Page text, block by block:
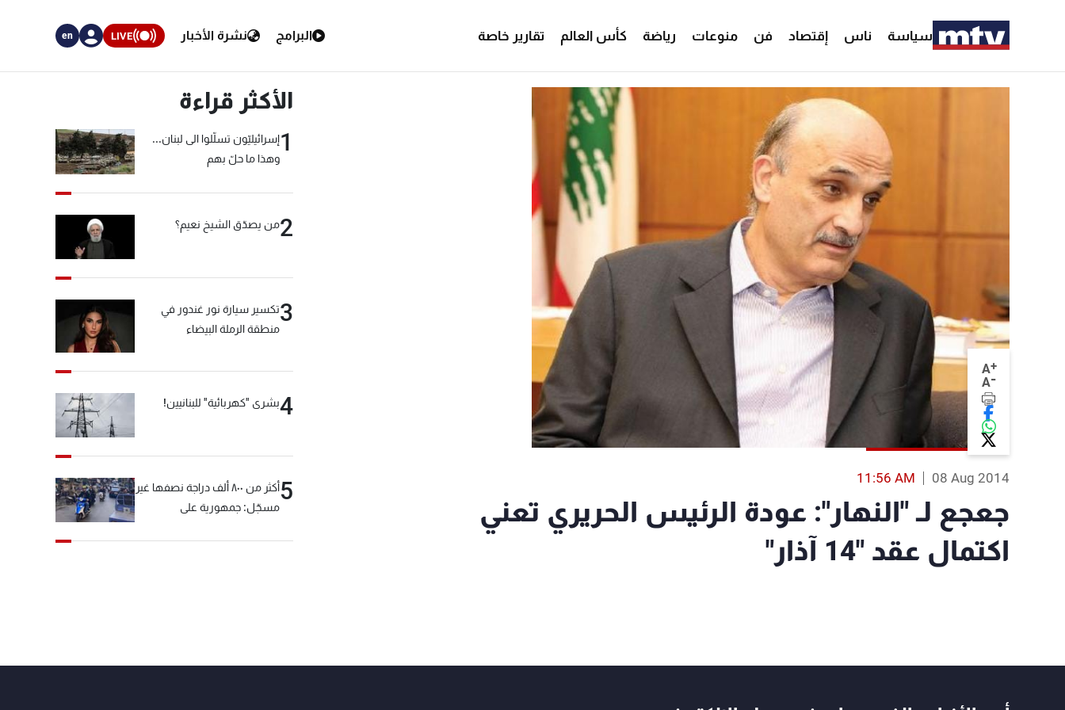
سياسة ناس إقتصاد فن منوعات رياضة كأس العالم تقارير خاصة البرامج نشرة الأخبار LIVE
en
A+
A-
08 Aug 2014
11:56 AM
جعجع لـ "النهار": عودة الرئيس الحريري تعني
اكتمال عقد "14 آذار"
الأكثر قراءة
1إسرائيليّون تسلّلوا الى لبنان...
وهذا ما حلّ بهم
2من يصدّق الشيخ نعيم؟
3تكسير سيارة نور غندور في
منطقة الرملة البيضاء
4بشرى "كهربائية" للبنانيين!
5
أكثر من ٨٠٠ ألف دراجة نصفها غير
مسجّل: جمهورية على